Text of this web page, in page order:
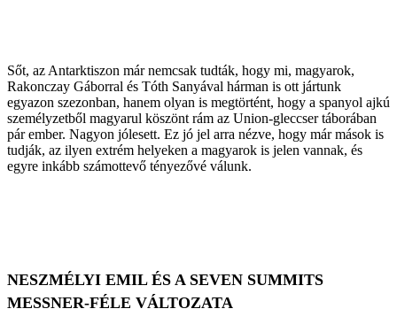
Sőt, az Antarktiszon már nemcsak tudták, hogy mi, magyarok,
Rakonczay Gáborral és Tóth Sanyával hárman is ott jártunk
egyazon szezonban, hanem olyan is megtörtént, hogy a spanyol ajkú
személyzetből magyarul köszönt rám az Union-gleccser táborában
pár ember. Nagyon jólesett. Ez jó jel arra nézve, hogy már mások is
tudják, az ilyen extrém helyeken a magyarok is jelen vannak, és
egyre inkább számottevő tényezővé válunk.
NESZMÉLYI EMIL ÉS A SEVEN SUMMITS
MESSNER-FÉLE VÁLTOZATA